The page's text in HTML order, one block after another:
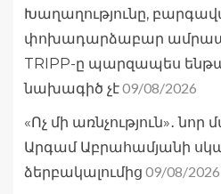
Խաղաղությունը,
փոխադարձաբար
TRIPP-ը պարզապես
նախագիծ չէ09/08/2026
«Ոչ մի առնչություն»․
Արգամ Աբրահամյանի
ձերբակալումից 09/08/2026